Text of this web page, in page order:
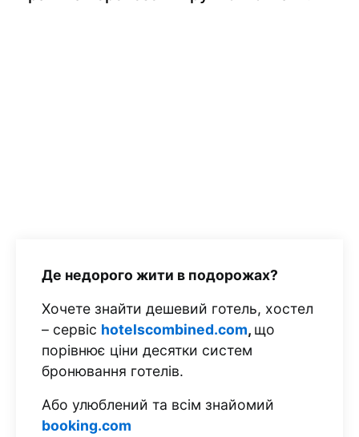
Де недорого жити в подорожах?
Хочете знайти дешевий готель, хостел
– сервіс hotelscombined.com, що
порівнює ціни десятки систем
бронювання готелів.
Або улюблений та всім знайомий
booking.com